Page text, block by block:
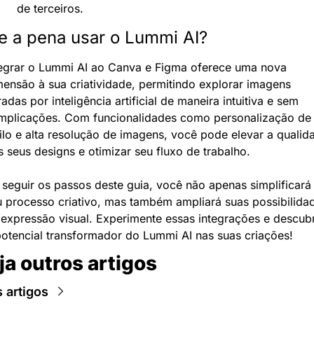
de terceiros.
a pena usar o Lummi AI?
o Lummi AI ao Canva e Figma oferece uma nova
à sua criatividade, permitindo explorar imagens
por inteligência artificial de maneira intuitiva e sem
Com funcionalidades como personalização de
e alta resolução de imagens, você pode elevar a
seus designs e otimizar seu fluxo de trabalho.
os passos deste guia, você não apenas simplificará
processo criativo, mas também ampliará suas
visual. Experimente essas integrações e
transformador do Lummi AI nas suas criações!
outros artigos
artigos